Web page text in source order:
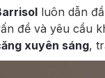
luôn dẫn
đề và yêu cầu
xuyên sáng,